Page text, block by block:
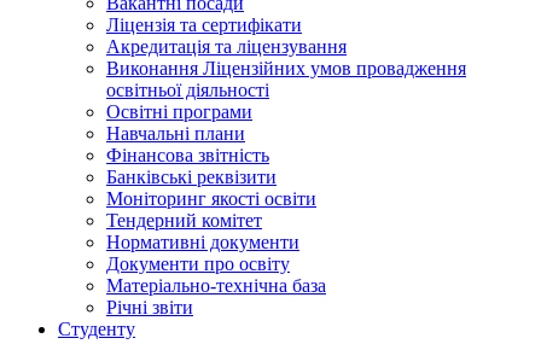
Ліцензія та сертифікати
Акредитація та ліцензування
Виконання Ліцензійних умов провадження
освітньої діяльності
Освітні програми
Навчальні плани
Фінансова звітність
Банківські реквізити
Моніторинг якості освіти
Тендерний комітет
Нормативні документи
Документи про освіту
Матеріально-технічна база
Річні звіти
Студенту